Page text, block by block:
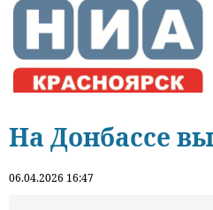
На Донбассе
06.04.2026 16:47